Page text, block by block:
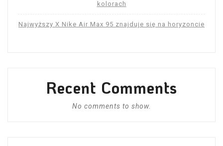
kolorach
Najwyższy X Nike Air Max 95 znajduje się na horyzoncie
Recent Comments
No comments to show.